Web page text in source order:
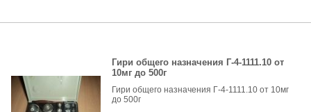
Гири общего назначения Г-4-1111.10 от
10мг до 500г
Гири общего назначения Г-4-1111.10 от 10мг
до 500г